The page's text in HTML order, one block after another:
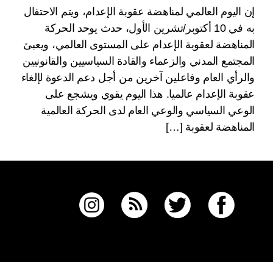
إن اليوم العالمي لمناهضة عقوبة الإعدام، ويتم الاحتفال
به في 10 أكتوبر/تشرين الأول، حدث يوحد الحركة
المناهضة لعقوبة الإعدام على المستوى العالمي، ويعبئ
المجتمع المدني والزعماء والقادة السياسيين والقانونيين
والرأي العام وفاعلين آخرين من أجل دعم الدعوة لإلغاء
عقوبة الإعدام عالميا. هذا اليوم يقوي ويشجع على
الوعي السياسي والوعي العام لدى الحركة العالمية
المناهضة لعقوبة […]